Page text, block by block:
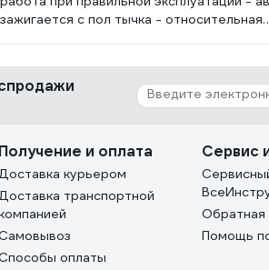
зажигается с пол тычка - относительная
Получение и оплата
курьером
транспортной
оплаты
Сервис
Обратная
Помощь